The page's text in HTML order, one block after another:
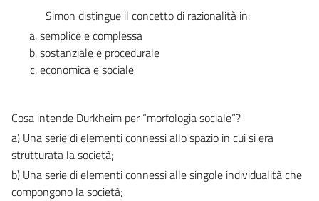
Simon distingue il concetto di razionalità in:
semplice e complessa
sostanziale e procedurale
economica e sociale
Cosa intende Durkheim per “morfologia sociale”?
a) Una serie di elementi connessi allo spazio in cui si era
strutturata la società;
b) Una serie di elementi connessi alle singole individualità che
compongono la società;